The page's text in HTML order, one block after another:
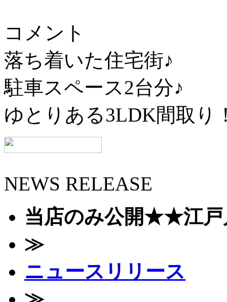
コメント
落ち着いた住宅街♪
駐車スペース2台分♪
ゆとりある3LDK間取り
NEWS RELEASE
当店のみ公開★★江
≫
ニュースリリース